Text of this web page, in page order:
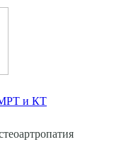
МРТ и КТ